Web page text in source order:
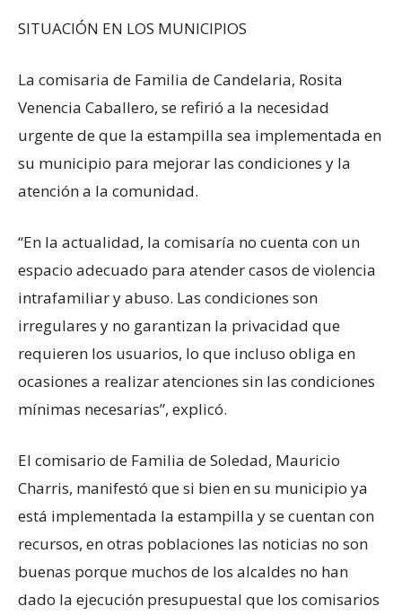
SITUACIÓN EN LOS MUNICIPIOS
La comisaria de Familia de Candelaria, Rosita
Venencia Caballero, se refirió a la necesidad
urgente de que la estampilla sea implementada en
su municipio para mejorar las condiciones y la
atención a la comunidad.
“En la actualidad, la comisaría no cuenta con un
espacio adecuado para atender casos de violencia
intrafamiliar y abuso. Las condiciones son
irregulares y no garantizan la privacidad que
requieren los usuarios, lo que incluso obliga en
ocasiones a realizar atenciones sin las condiciones
mínimas necesarias”, explicó.
El comisario de Familia de Soledad, Mauricio
Charris, manifestó que si bien en su municipio ya
está implementada la estampilla y se cuentan con
recursos, en otras poblaciones las noticias no son
buenas porque muchos de los alcaldes no han
dado la ejecución presupuestal que los comisarios